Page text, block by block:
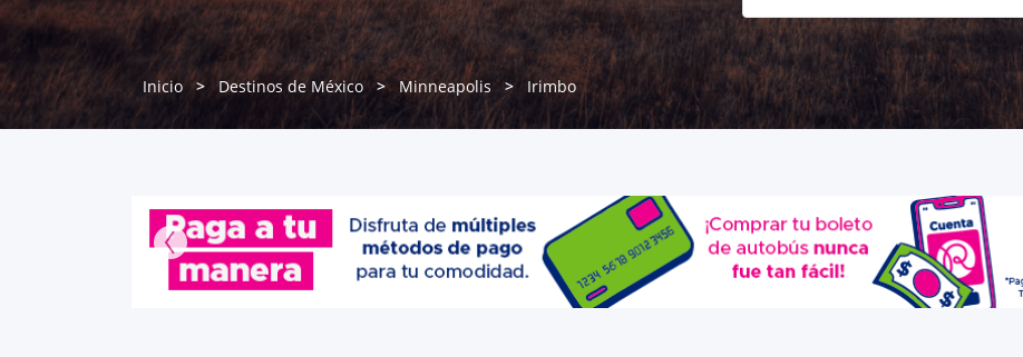
Inicio Destinos de México Minneapolis Irimbo